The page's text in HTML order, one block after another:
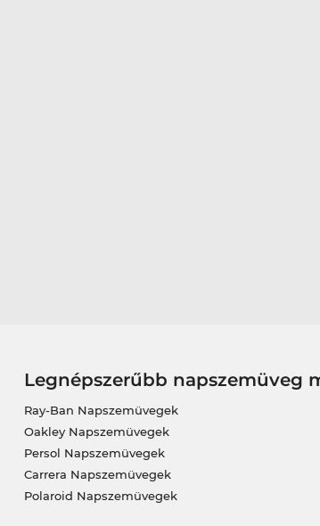
Legnépszerűbb napszemüveg
Ray-Ban Napszemüvegek
Oakley Napszemüvegek
Persol Napszemüvegek
Carrera Napszemüvegek
Polaroid Napszemüvegek